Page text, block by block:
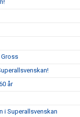
Gross
år
i Superallsvenskan